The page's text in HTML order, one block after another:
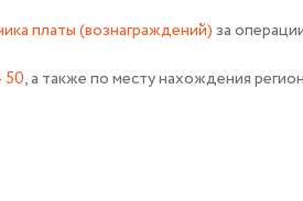
платы (вознаграждений)за
50, а также по месту нахождения